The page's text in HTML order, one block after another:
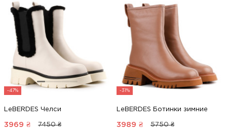
-47%
LeBERDES Челси
3969 ₴ 7450 ₴
-31%
LeBERDES Ботинки зимние
3989 ₴ 5750 ₴